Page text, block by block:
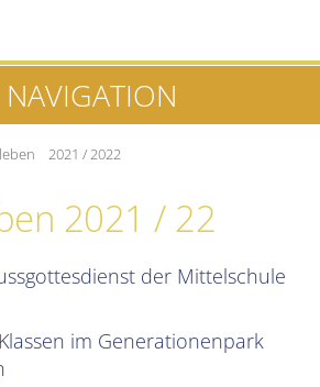
NAVIGATION
2021 / 2022
2021 / 22
der Mittelschule
im Generationenpark